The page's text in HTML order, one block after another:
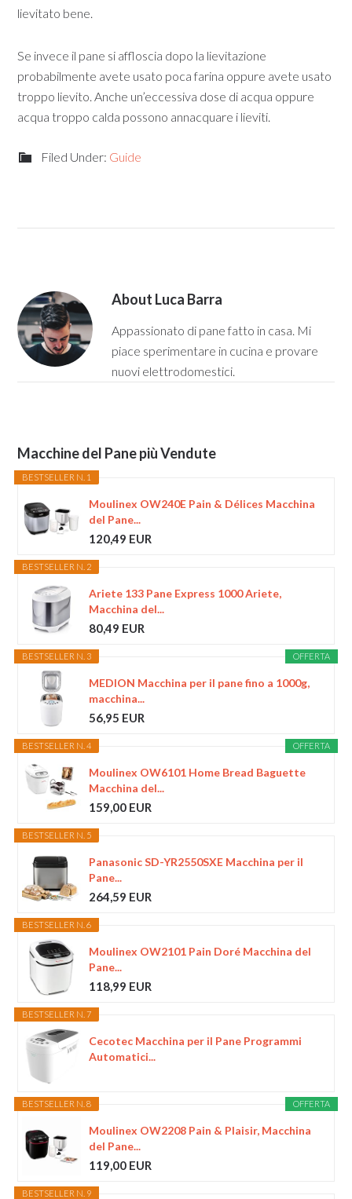
lievitato bene.
Se invece il pane si affloscia dopo la lievitazione
probabilmente avete usato poca farina oppure avete usato
troppo lievito. Anche un’eccessiva dose di acqua oppure
acqua troppo calda possono annacquare i lieviti.
Filed Under: Guide
About Luca Barra
Appassionato di pane fatto in casa. Mi
piace sperimentare in cucina e provare
nuovi elettrodomestici.
Macchine del Pane più Vendute
BESTSELLER N. 1
Moulinex OW240E Pain & Délices Macchina
del Pane...
120,49 EUR
BESTSELLER N. 2
Ariete 133 Pane Express 1000 Ariete,
Macchina del...
80,49 EUR
OFFERTA
BESTSELLER N. 3
MEDION Macchina per il pane fino a 1000g,
macchina...
56,95 EUR
OFFERTA
BESTSELLER N. 4
Moulinex OW6101 Home Bread Baguette
Macchina del...
159,00 EUR
BESTSELLER N. 5
Panasonic SD-YR2550SXE Macchina per il
Pane...
264,59 EUR
BESTSELLER N. 6
Moulinex OW2101 Pain Doré Macchina del
Pane...
118,99 EUR
BESTSELLER N. 7
Cecotec Macchina per il Pane Programmi
Automatici...
OFFERTA
BESTSELLER N. 8
Moulinex OW2208 Pain & Plaisir, Macchina
del Pane...
119,00 EUR
BESTSELLER N. 9